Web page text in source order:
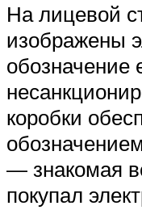
На лицевой
изображены
обозначение
коробки
— знакомая
покупал